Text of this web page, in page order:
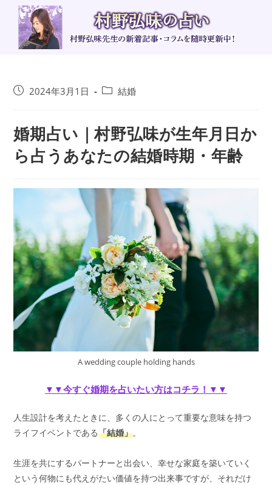
投
開
日:
2024年3月1日
投
テ
ゴ
リ
ー:
結婚
婚期占い｜村野弘味が生年月日か
ら占うあなたの結婚時期・年齢
A wedding couple holding hands
▼▼今すぐ婚期を占いたい方はコチラ！▼▼
人生設計を考えたときに、多くの人にとって重要な意味を持つ
ライフイベントである「結婚」。
生涯を共にするパートナーと出会い、幸せな家庭を築いていく
という何物にも代えがたい価値を持つ出来事ですが、それだけ